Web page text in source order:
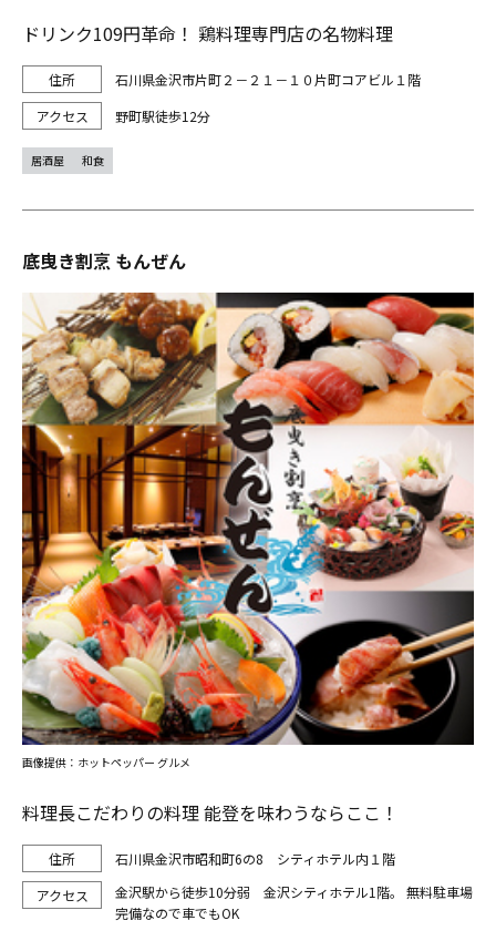
ドリンク109円革命！ 鶏料理専門店の名物料理
石川県金沢市片町２－２１－１０片町コアビル１階
野町駅徒歩12分
居酒屋 和食
底曳き割烹 もんぜん
料理長こだわりの料理 能登を味わうならここ！
石川県金沢市昭和町6の8 シティホテル内１階
金沢駅から徒歩10分弱 金沢シティホテル1階。 無料駐車場
完備なので車でもOK
画像提供：ホットペッパー グルメ